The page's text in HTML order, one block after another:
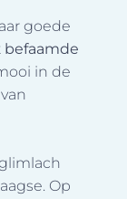
goede
befaamde
in de
van
Op